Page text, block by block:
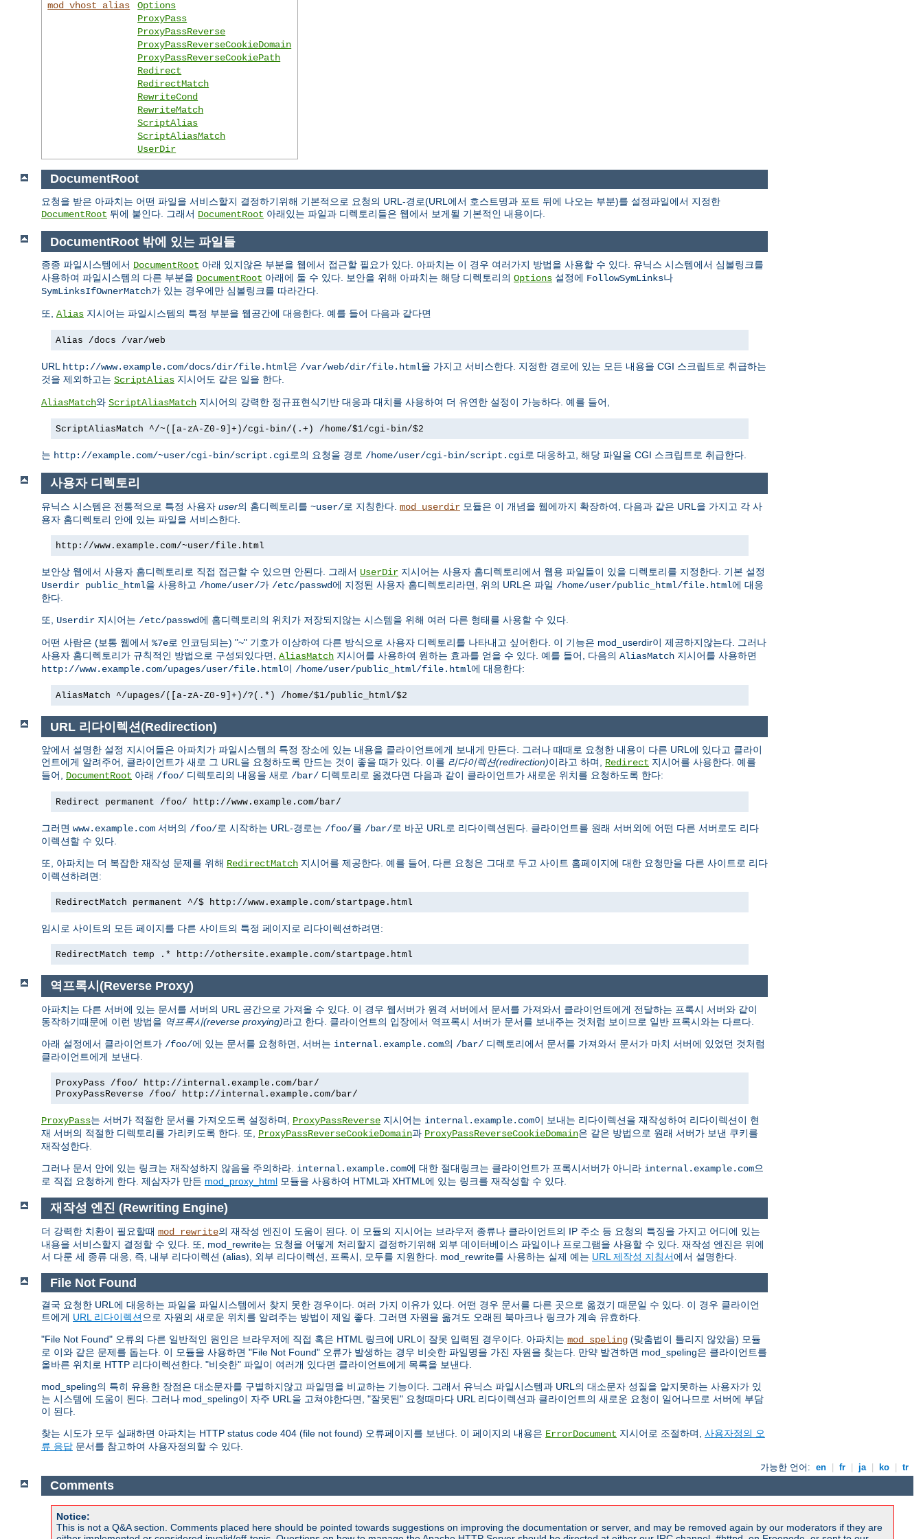
mod_vhost_alias
Options
ProxyPass
ProxyPassReverse
ProxyPassReverseCookieDomain
ProxyPassReverseCookiePath
Redirect
RedirectMatch
RewriteCond
RewriteMatch
ScriptAlias
ScriptAliasMatch
UserDir
DocumentRoot
요청을 받은 아파치는 어떤 파일을 서비스할지 결정하기위해 기본적으로 요청의 URL-경로(URL에서 호스트명과 포트 뒤에 나오는 부분)를 설정파일에서 지정한
DocumentRoot 뒤에 붙인다. 그래서 DocumentRoot 아래있는 파일과 디렉토리들은 웹에서 보게될 기본적인 내용이다.
DocumentRoot 밖에 있는 파일들
종종 파일시스템에서 DocumentRoot 아래 있지않은 부분을 웹에서 접근할 필요가 있다. 아파치는 이 경우 여러가지 방법을 사용할 수 있다. 유닉스 시스템에서 심볼링크를
사용하여 파일시스템의 다른 부분을 DocumentRoot 아래에 둘 수 있다. 보안을 위해 아파치는 해당 디렉토리의 Options 설정에 FollowSymLinks나
SymLinksIfOwnerMatch가 있는 경우에만 심볼링크를 따라간다.
또, Alias 지시어는 파일시스템의 특정 부분을 웹공간에 대응한다. 예를 들어 다음과 같다면
Alias /docs /var/web
URL http://www.example.com/docs/dir/file.html은 /var/web/dir/file.html을 가지고 서비스한다. 지정한 경로에 있는 모든 내용을 CGI 스크립트로 취급하는
것을 제외하고는 ScriptAlias 지시어도 같은 일을 한다.
AliasMatch와 ScriptAliasMatch 지시어의 강력한 정규표현식기반 대응과 대치를 사용하여 더 유연한 설정이 가능하다. 예를 들어,
ScriptAliasMatch ^/~([a-zA-Z0-9]+)/cgi-bin/(.+) /home/$1/cgi-bin/$2
는 http://example.com/~user/cgi-bin/script.cgi로의 요청을 경로 /home/user/cgi-bin/script.cgi로 대응하고, 해당 파일을 CGI 스크립트로 취급한다.
사용자 디렉토리
유닉스 시스템은 전통적으로 특정 사용자 user의 홈디렉토리를 ~user/로 지칭한다. mod_userdir 모듈은 이 개념을 웹에까지 확장하여, 다음과 같은 URL을 가지고 각 사
용자 홈디렉토리 안에 있는 파일을 서비스한다.
http://www.example.com/~user/file.html
보안상 웹에서 사용자 홈디렉토리로 직접 접근할 수 있으면 안된다. 그래서 UserDir 지시어는 사용자 홈디렉토리에서 웹용 파일들이 있을 디렉토리를 지정한다. 기본 설정
Userdir public_html을 사용하고 /home/user/가 /etc/passwd에 지정된 사용자 홈디렉토리라면, 위의 URL은 파일 /home/user/public_html/file.html에 대응
한다.
또, Userdir 지시어는 /etc/passwd에 홈디렉토리의 위치가 저장되지않는 시스템을 위해 여러 다른 형태를 사용할 수 있다.
어떤 사람은 (보통 웹에서 %7e로 인코딩되는) "~" 기호가 이상하여 다른 방식으로 사용자 디렉토리를 나타내고 싶어한다. 이 기능은 mod_userdir이 제공하지않는다. 그러나
사용자 홈디렉토리가 규칙적인 방법으로 구성되있다면, AliasMatch 지시어를 사용하여 원하는 효과를 얻을 수 있다. 예를 들어, 다음의 AliasMatch 지시어를 사용하면
http://www.example.com/upages/user/file.html이 /home/user/public_html/file.html에 대응한다:
AliasMatch ^/upages/([a-zA-Z0-9]+)/?(.*) /home/$1/public_html/$2
URL 리다이렉션(Redirection)
앞에서 설명한 설정 지시어들은 아파치가 파일시스템의 특정 장소에 있는 내용을 클라이언트에게 보내게 만든다. 그러나 때때로 요청한 내용이 다른 URL에 있다고 클라이
언트에게 알려주어, 클라이언트가 새로 그 URL을 요청하도록 만드는 것이 좋을 때가 있다. 이를 리다이렉션(redirection)이라고 하며, Redirect 지시어를 사용한다. 예를
들어, DocumentRoot 아래 /foo/ 디렉토리의 내용을 새로 /bar/ 디렉토리로 옮겼다면 다음과 같이 클라이언트가 새로운 위치를 요청하도록 한다:
Redirect permanent /foo/ http://www.example.com/bar/
그러면 www.example.com 서버의 /foo/로 시작하는 URL-경로는 /foo/를 /bar/로 바꾼 URL로 리다이렉션된다. 클라이언트를 원래 서버외에 어떤 다른 서버로도 리다
이렉션할 수 있다.
또, 아파치는 더 복잡한 재작성 문제를 위해 RedirectMatch 지시어를 제공한다. 예를 들어, 다른 요청은 그대로 두고 사이트 홈페이지에 대한 요청만을 다른 사이트로 리다
이렉션하려면:
RedirectMatch permanent ^/$ http://www.example.com/startpage.html
임시로 사이트의 모든 페이지를 다른 사이트의 특정 페이지로 리다이렉션하려면:
RedirectMatch temp .* http://othersite.example.com/startpage.html
역프록시(Reverse Proxy)
아파치는 다른 서버에 있는 문서를 서버의 URL 공간으로 가져올 수 있다. 이 경우 웹서버가 원격 서버에서 문서를 가져와서 클라이언트에게 전달하는 프록시 서버와 같이
동작하기때문에 이런 방법을 역프록시(reverse proxying)라고 한다. 클라이언트의 입장에서 역프록시 서버가 문서를 보내주는 것처럼 보이므로 일반 프록시와는 다르다.
아래 설정에서 클라이언트가 /foo/에 있는 문서를 요청하면, 서버는 internal.example.com의 /bar/ 디렉토리에서 문서를 가져와서 문서가 마치 서버에 있었던 것처럼
클라이언트에게 보낸다.
ProxyPass /foo/ http://internal.example.com/bar/
ProxyPassReverse /foo/ http://internal.example.com/bar/
ProxyPass는 서버가 적절한 문서를 가져오도록 설정하며, ProxyPassReverse 지시어는 internal.example.com이 보내는 리다이렉션을 재작성하여 리다이렉션이 현
재 서버의 적절한 디렉토리를 가리키도록 한다. 또, ProxyPassReverseCookieDomain과 ProxyPassReverseCookieDomain은 같은 방법으로 원래 서버가 보낸 쿠키를
재작성한다.
그러나 문서 안에 있는 링크는 재작성하지 않음을 주의하라. internal.example.com에 대한 절대링크는 클라이언트가 프록시서버가 아니라 internal.example.com으
로 직접 요청하게 한다. 제삼자가 만든 mod_proxy_html 모듈을 사용하여 HTML과 XHTML에 있는 링크를 재작성할 수 있다.
재작성 엔진 (Rewriting Engine)
더 강력한 치환이 필요할때 mod_rewrite의 재작성 엔진이 도움이 된다. 이 모듈의 지시어는 브라우저 종류나 클라이언트의 IP 주소 등 요청의 특징을 가지고 어디에 있는
내용을 서비스할지 결정할 수 있다. 또, mod_rewrite는 요청을 어떻게 처리할지 결정하기위해 외부 데이터베이스 파일이나 프로그램을 사용할 수 있다. 재작성 엔진은 위에
서 다룬 세 종류 대응, 즉, 내부 리다이렉션 (alias), 외부 리다이렉션, 프록시, 모두를 지원한다. mod_rewrite를 사용하는 실제 예는 URL 제작성 지침서에서 설명한다.
File Not Found
결국 요청한 URL에 대응하는 파일을 파일시스템에서 찾지 못한 경우이다. 여러 가지 이유가 있다. 어떤 경우 문서를 다른 곳으로 옮겼기 때문일 수 있다. 이 경우 클라이언
트에게 URL 리다이렉션으로 자원의 새로운 위치를 알려주는 방법이 제일 좋다. 그러면 자원을 옮겨도 오래된 북마크나 링크가 계속 유효하다.
"File Not Found" 오류의 다른 일반적인 원인은 브라우저에 직접 혹은 HTML 링크에 URL이 잘못 입력된 경우이다. 아파치는 mod_speling (맞춤법이 틀리지 않았음) 모듈
로 이와 같은 문제를 돕는다. 이 모듈을 사용하면 "File Not Found" 오류가 발생하는 경우 비슷한 파일명을 가진 자원을 찾는다. 만약 발견하면 mod_speling은 클라이언트를
올바른 위치로 HTTP 리다이렉션한다. "비슷한" 파일이 여러개 있다면 클라이언트에게 목록을 보낸다.
mod_speling의 특히 유용한 장점은 대소문자를 구별하지않고 파일명을 비교하는 기능이다. 그래서 유닉스 파일시스템과 URL의 대소문자 성질을 알지못하는 사용자가 있
는 시스템에 도움이 된다. 그러나 mod_speling이 자주 URL을 고쳐야한다면, "잘못된" 요청때마다 URL 리다이렉션과 클라이언트의 새로운 요청이 일어나므로 서버에 부담
이 된다.
찾는 시도가 모두 실패하면 아파치는 HTTP status code 404 (file not found) 오류페이지를 보낸다. 이 페이지의 내용은 ErrorDocument 지시어로 조절하며, 사용자정의 오
류 응답 문서를 참고하여 사용자정의할 수 있다.
가능한 언어: en fr ja ko tr
Comments
Notice:
This is not a Q&A section. Comments placed here should be pointed towards suggestions on improving the documentation or server, and may be removed again by our moderators if they are